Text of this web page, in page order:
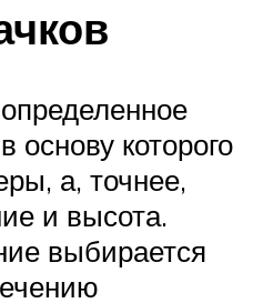
которого
а, точнее,
и высота.
выбирается